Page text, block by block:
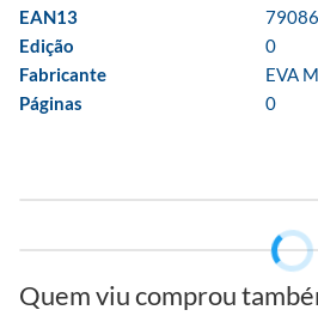
EAN13
Edição
0
Fabricante
EVA
Páginas
0
Quem viu comprou